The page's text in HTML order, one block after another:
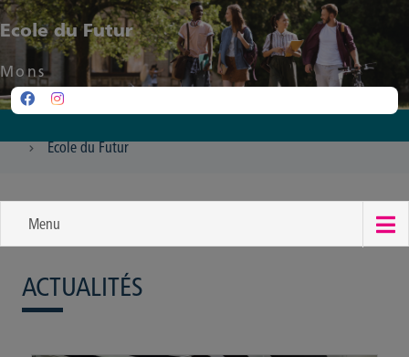
Ecole du Futur
Mons
Ecole du Futur
Menu
ACTUALITÉS